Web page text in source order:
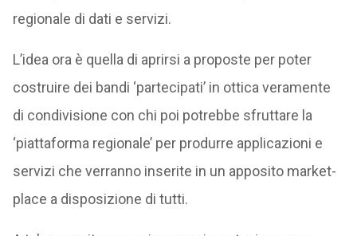
regionale di dati e servizi.
L’idea ora è quella di aprirsi a proposte per poter
costruire dei bandi ‘partecipati’ in ottica veramente
di condivisione con chi poi potrebbe sfruttare la
‘piattaforma regionale’ per produrre applicazioni e
servizi che verranno inserite in un apposito market-
place a disposizione di tutti.